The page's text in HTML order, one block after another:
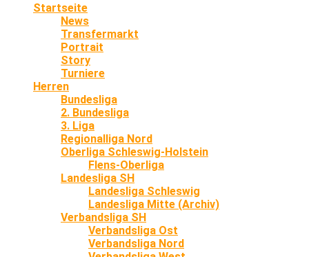
Startseite
News
Transfermarkt
Portrait
Story
Turniere
Herren
Bundesliga
2. Bundesliga
3. Liga
Regionalliga Nord
Oberliga Schleswig-Holstein
Flens-Oberliga
Landesliga SH
Landesliga Schleswig
Landesliga Mitte (Archiv)
Verbandsliga SH
Verbandsliga Ost
Verbandsliga Nord